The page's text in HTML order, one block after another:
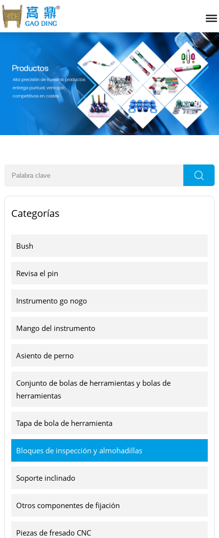
Categorías
Bush
Revisa el pin
Instrumento go nogo
Mango del instrumento
Asiento de perno
Conjunto de bolas de herramientas y bolas de
herramientas
Tapa de bola de herramienta
Bloques de inspección y almohadillas
Soporte inclinado
Otros componentes de fijación
Piezas de fresado CNC